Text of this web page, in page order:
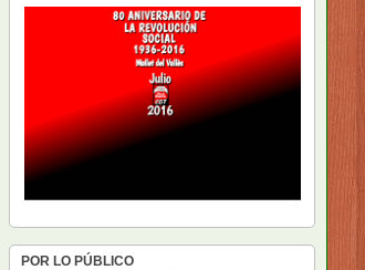
POR LO PÚBLICO